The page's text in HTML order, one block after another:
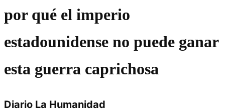
por qué el imperio
estadounidense no puede ganar
esta guerra caprichosa
Diario La Humanidad